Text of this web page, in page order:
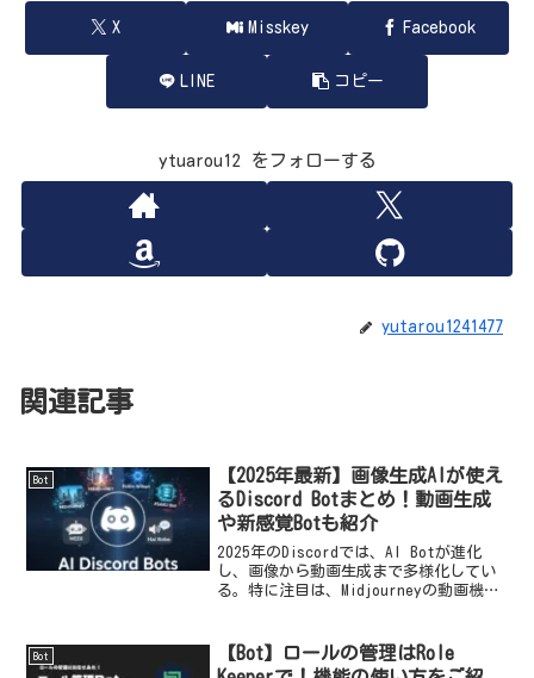
X Misskey Facebook
LINE コピー
ytuarou12 をフォローする
yutarou1241477
関連記事
Bot
【2025年最新】画像生成AIが使え
るDiscord Botまとめ！動画生成
や新感覚Botも紹介
2025年のDiscordでは、AI Botが進化
し、画像から動画生成まで多様化してい
る。特に注目は、Midjourneyの動画機能
リエイティブなコミュニケーションを促
進している。
Bot
【Bot】ロールの管理はRole